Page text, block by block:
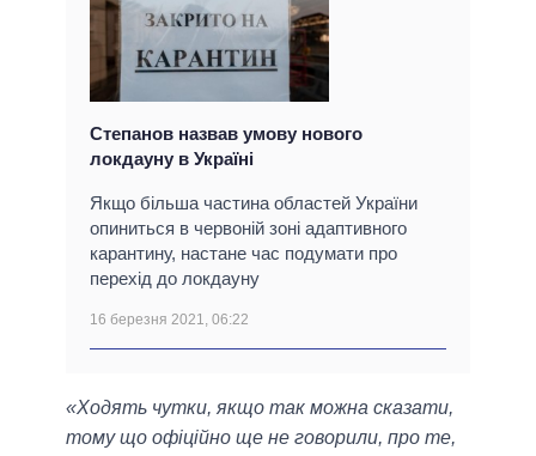
Степанов назвав умову нового
локдауну в Україні
Якщо більша частина областей України
опиниться в червоній зоні адаптивного
карантину, настане час подумати про
перехід до локдауну
16 березня 2021, 06:22
«Ходять чутки, якщо так можна сказати,
тому що офіційно ще не говорили, про те,